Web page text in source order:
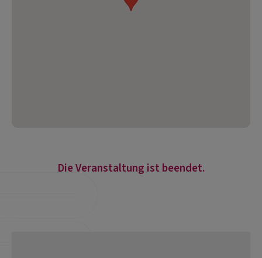
Die Veranstaltung ist beendet.